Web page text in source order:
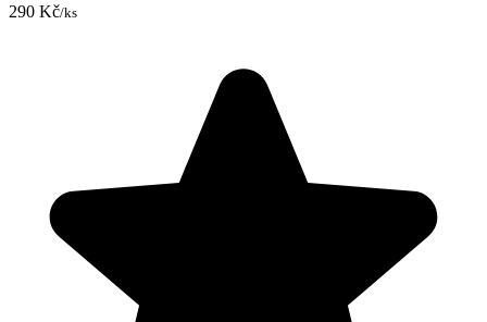
290 Kč/ks